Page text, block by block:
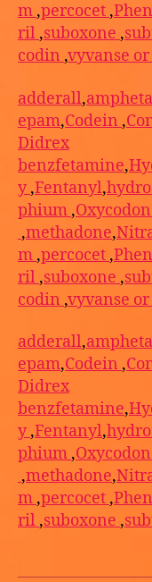
m ,percocet ,
ril ,suboxone ,
codin ,vyvanse
adderall,
epam,Codein ,
Didrex
benzfetamine,
y ,Fentanyl,
phium ,Oxycodon
,methadone,
m ,percocet ,
ril ,suboxone ,
codin ,vyvanse
adderall,
epam,Codein ,
Didrex
benzfetamine,
y ,Fentanyl,
phium ,Oxycodon
,methadone,
m ,percocet ,
ril ,suboxone ,